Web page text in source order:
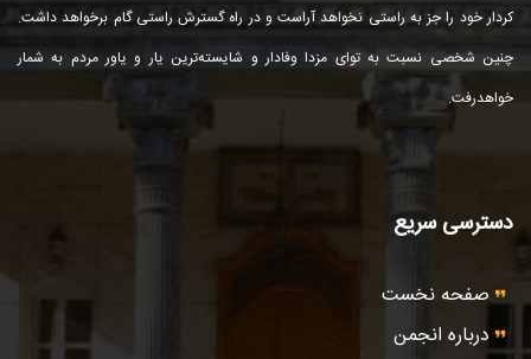
كردار خود را جز به راستی نخواهد آراست و در راه گسترش راستی گام برخواهد داشت.
چنین شخصی نسبت به توای مزدا وفادار و شایسته‌ترین یار و یاور مردم به شمار
خواهد‌رفت.
دسترسی سریع
صفحه نخست
درباره انجمن